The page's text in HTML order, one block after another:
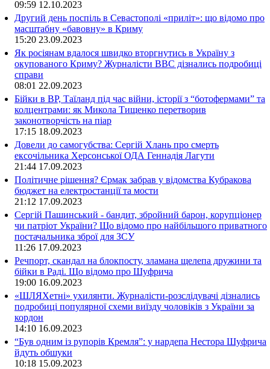
09:59 12.10.2023
Другий день поспіль в Севастополі «приліт»: що відомо про
масштабну «бавовну» в Криму
15:20 23.09.2023
Як росіянам вдалося швидко вторгнутись в Україну з
окупованого Криму? Журналісти ВВС дізнались подробиці
справи
08:01 22.09.2023
Бійки в ВР, Таїланд під час війни, історії з “ботофермами” та
колцентрами: як Микола Тищенко перетворив
законотворчість на піар
17:15 18.09.2023
Довели до самогубства: Сергій Хлань про смерть
ексочільника Херсонської ОДА Геннадія Лагути
21:44 17.09.2023
Політичне рішення? Єрмак забрав у відомства Кубракова
бюджет на електростанції та мости
21:12 17.09.2023
Сергій Пашинський - бандит, збройний барон, корупціонер
чи патріот України? Що відомо про найбільшого приватного
постачальника зброї для ЗСУ
11:26 17.09.2023
Речпорт, скандал на блокпосту, зламана щелепа дружини та
бійки в Раді. Що відомо про Шуфрича
19:00 16.09.2023
«ШЛЯХетні» ухилянти. Журналісти-розслідувачі дізнались
подробиці популярної схеми виїзду чоловіків з України за
кордон
14:10 16.09.2023
“Був одним із рупорів Кремля”: у нардепа Нестора Шуфрича
йдуть обшуки
10:18 15.09.2023